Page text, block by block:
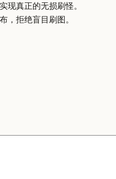
现真正的无损刷怪。
，拒绝盲目刷图。